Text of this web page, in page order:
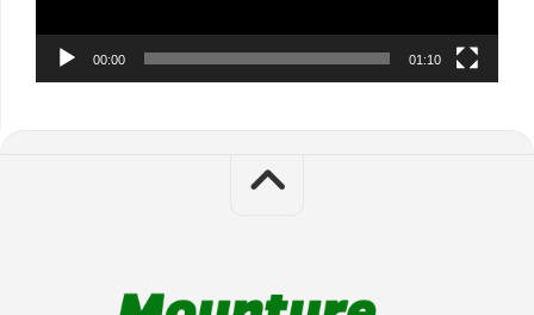
00:00 01:10